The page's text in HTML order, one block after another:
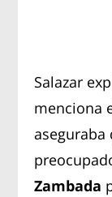
Salazar
menciona
aseguraba
Zambada